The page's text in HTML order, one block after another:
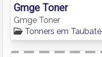
Gmge Toner
Gmge Toner
Tonners em Taubaté